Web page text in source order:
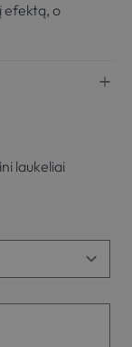
efektą, o
laukeliai